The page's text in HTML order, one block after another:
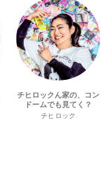
チヒロックん家の、コン
ドームでも見てく？
チヒロック